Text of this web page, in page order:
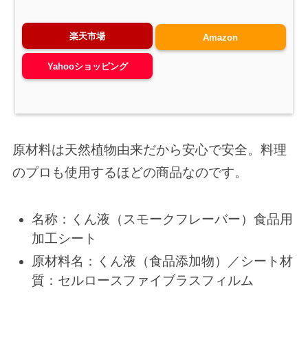
楽天市場 Amazon
Yahooショッピング
原材料は天然植物由来だから安心で安全。料理
のプロも使用するほどの商品なのです。
名称：くん液（スモークフレーバー）食品用
加工シート
原材料名：くん液（食品添加物）／シート材
質：セルロースファイブラスフィルム